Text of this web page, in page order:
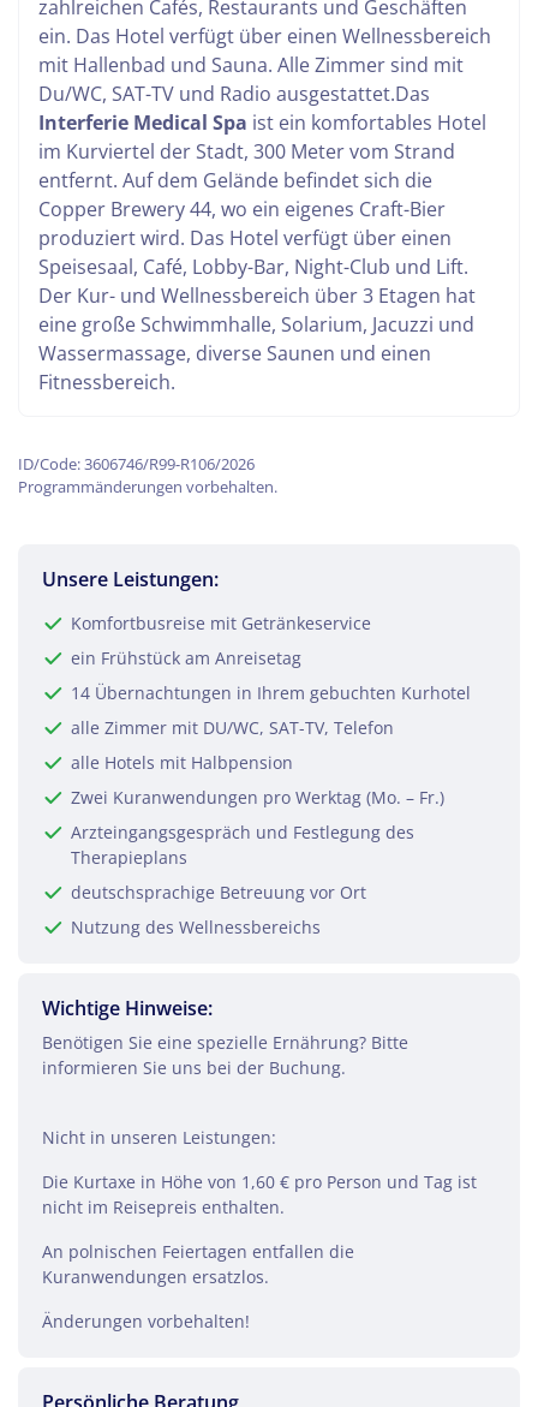
Teile diese Reise
Kur in Swinemünde
zahlreichen Cafés, Restaurants und Geschäften
ein. Das Hotel verfügt über einen Wellnessbereich
mit Hallenbad und Sauna. Alle Zimmer sind mit
Du/WC, SAT-TV und Radio ausgestattet.Das
Interferie Medical Spa ist ein komfortables Hotel
im Kurviertel der Stadt, 300 Meter vom Strand
entfernt. Auf dem Gelände befindet sich die
Copper Brewery 44, wo ein eigenes Craft-Bier
produziert wird. Das Hotel verfügt über einen
Speisesaal, Café, Lobby-Bar, Night-Club und Lift.
Der Kur- und Wellnessbereich über 3 Etagen hat
eine große Schwimmhalle, Solarium, Jacuzzi und
Wassermassage, diverse Saunen und einen
Fitnessbereich.
ID/Code: 3606746/R99-R106/2026
Programmänderungen vorbehalten.
Unsere Leistungen:
Komfortbusreise mit Getränkeservice
ein Frühstück am Anreisetag
14 Übernachtungen in Ihrem gebuchten Kurhotel
alle Zimmer mit DU/WC, SAT-TV, Telefon
alle Hotels mit Halbpension
Zwei Kuranwendungen pro Werktag (Mo. – Fr.)
Arzteingangsgespräch und Festlegung des
Therapieplans
deutschsprachige Betreuung vor Ort
Nutzung des Wellnessbereichs
Wichtige Hinweise:
Benötigen Sie eine spezielle Ernährung? Bitte
informieren Sie uns bei der Buchung.
Nicht in unseren Leistungen:
Die Kurtaxe in Höhe von 1,60 € pro Person und Tag ist
nicht im Reisepreis enthalten.
An polnischen Feiertagen entfallen die
Kuranwendungen ersatzlos.
Änderungen vorbehalten!